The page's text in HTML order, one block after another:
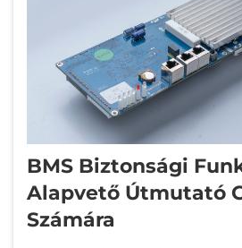
BMS Biztonsági
Alapvető Útmutató
Számára